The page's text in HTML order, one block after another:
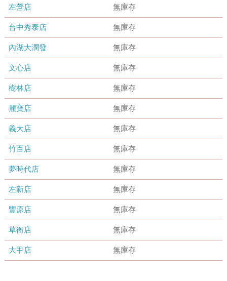
左營店 無庫存
台中秀泰店 無庫存
內湖大潤發 無庫存
文心店 無庫存
樹林店 無庫存
麗寶店 無庫存
義大店 無庫存
竹百店 無庫存
夢時代店 無庫存
左新店 無庫存
豐原店 無庫存
草衙店 無庫存
大甲店 無庫存